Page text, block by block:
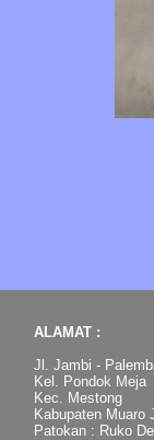
ALAMAT :
Jl. Jambi -
Kel. Pondok Meja
Kec. Mestong
Kabupaten Muaro
Patokan : Ruko